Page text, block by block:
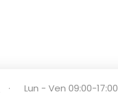
·
Lun - Ven 09:00-17:00